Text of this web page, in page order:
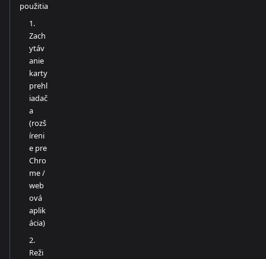
použitia
1.
Zach
ytáv
anie
karty
prehl
iadač
a
(rozš
íreni
e pre
Chro
me /
web
ová
aplik
ácia)
2.
Reži